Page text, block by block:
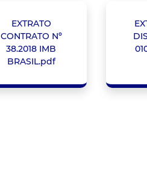
EXTRATO
CONTRATO Nº
38.2018 IMB
BRASIL.pdf